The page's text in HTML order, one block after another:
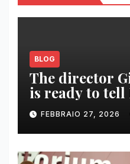
BLOG
The director
is ready to tell
FEBBRAIO 27, 2026